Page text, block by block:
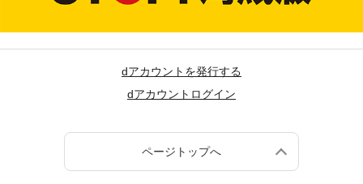
dアカウントを発行する
dアカウントログイン
ページトップへ